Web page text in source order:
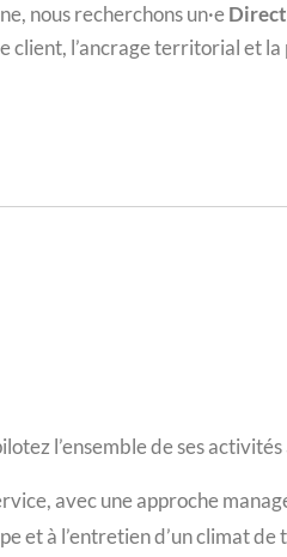
nous recherchons un·e
client, l’ancrage territorial et
l’ensemble de ses
avec une approche
et à l’entretien d’un climat